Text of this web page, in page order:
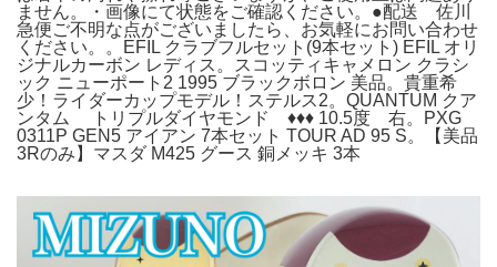
ません。・画像にて状態をご確認ください。●配送 佐川
急便ご不明な点がございましたら、お気軽にお問い合わせ
ください。。EFIL クラブフルセット(9本セット) EFIL オリ
ジナルカーボン レディス。スコッティキャメロン クラシ
ック ニューポート2 1995 ブラックボロン 美品。貴重希
少！ライダーカップモデル！ステルス2。QUANTUM クア
ンタム トリプルダイヤモンド ♦︎♦︎♦︎ 10.5度 右。PXG
0311P GEN5 アイアン 7本セット TOUR AD 95 S。【美品
3Rのみ】マスダ M425 グース 銅メッキ 3本